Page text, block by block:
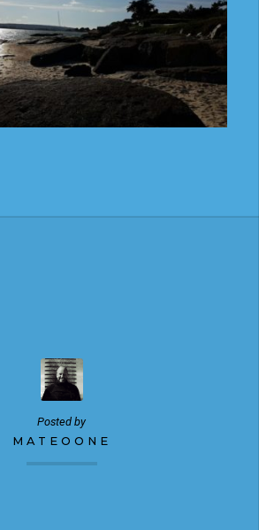
Posted by
MATEOONE